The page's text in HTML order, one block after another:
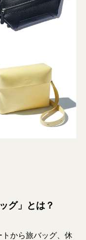
グ」とは？
から旅バッグ、休